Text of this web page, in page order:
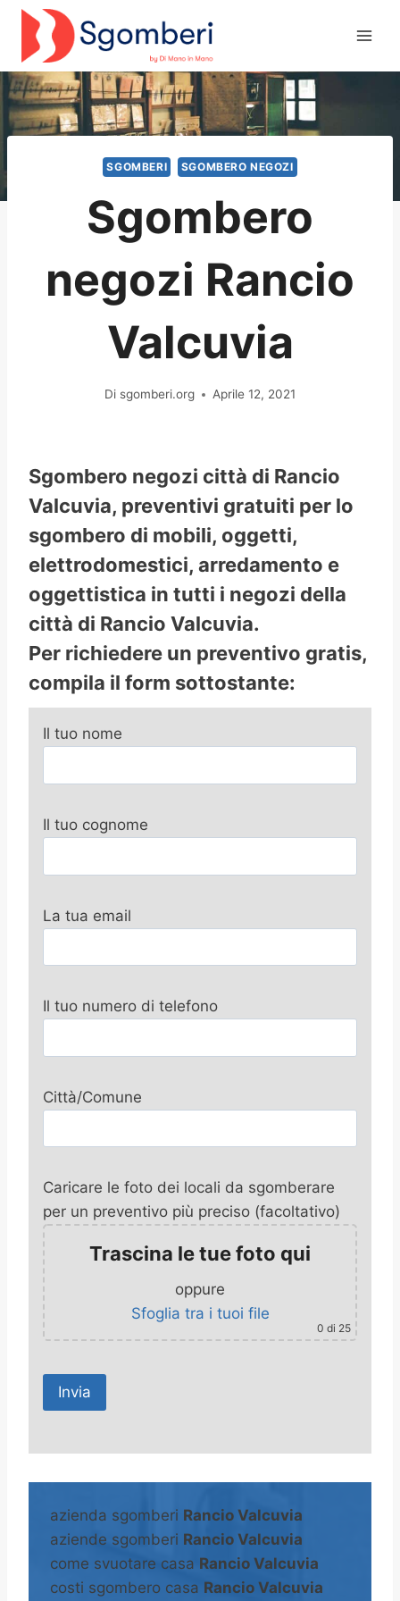
Salta
contenuto
SGOMBERI SGOMBERO NEGOZI
Sgombero
negozi Rancio
Valcuvia
Di sgomberi.org Aprile 12, 2021
Sgombero negozi città di Rancio
Valcuvia, preventivi gratuiti per lo
sgombero di mobili, oggetti,
elettrodomestici, arredamento e
oggettistica in tutti i negozi della
città di Rancio Valcuvia.
Per richiedere un preventivo gratis,
compila il form sottostante:
Il tuo nome
Il tuo cognome
La tua email
Il tuo numero di telefono
Città/Comune
Caricare le foto dei locali da sgomberare
per un preventivo più preciso (facoltativo)
Trascina le tue foto qui
oppure
Sfoglia tra i tuoi file
0 di 25
A
e
n
a
azienda sgomberi Rancio Valcuvia
aziende sgomberi Rancio Valcuvia
come svuotare casa Rancio Valcuvia
costi sgombero casa Rancio Valcuvia